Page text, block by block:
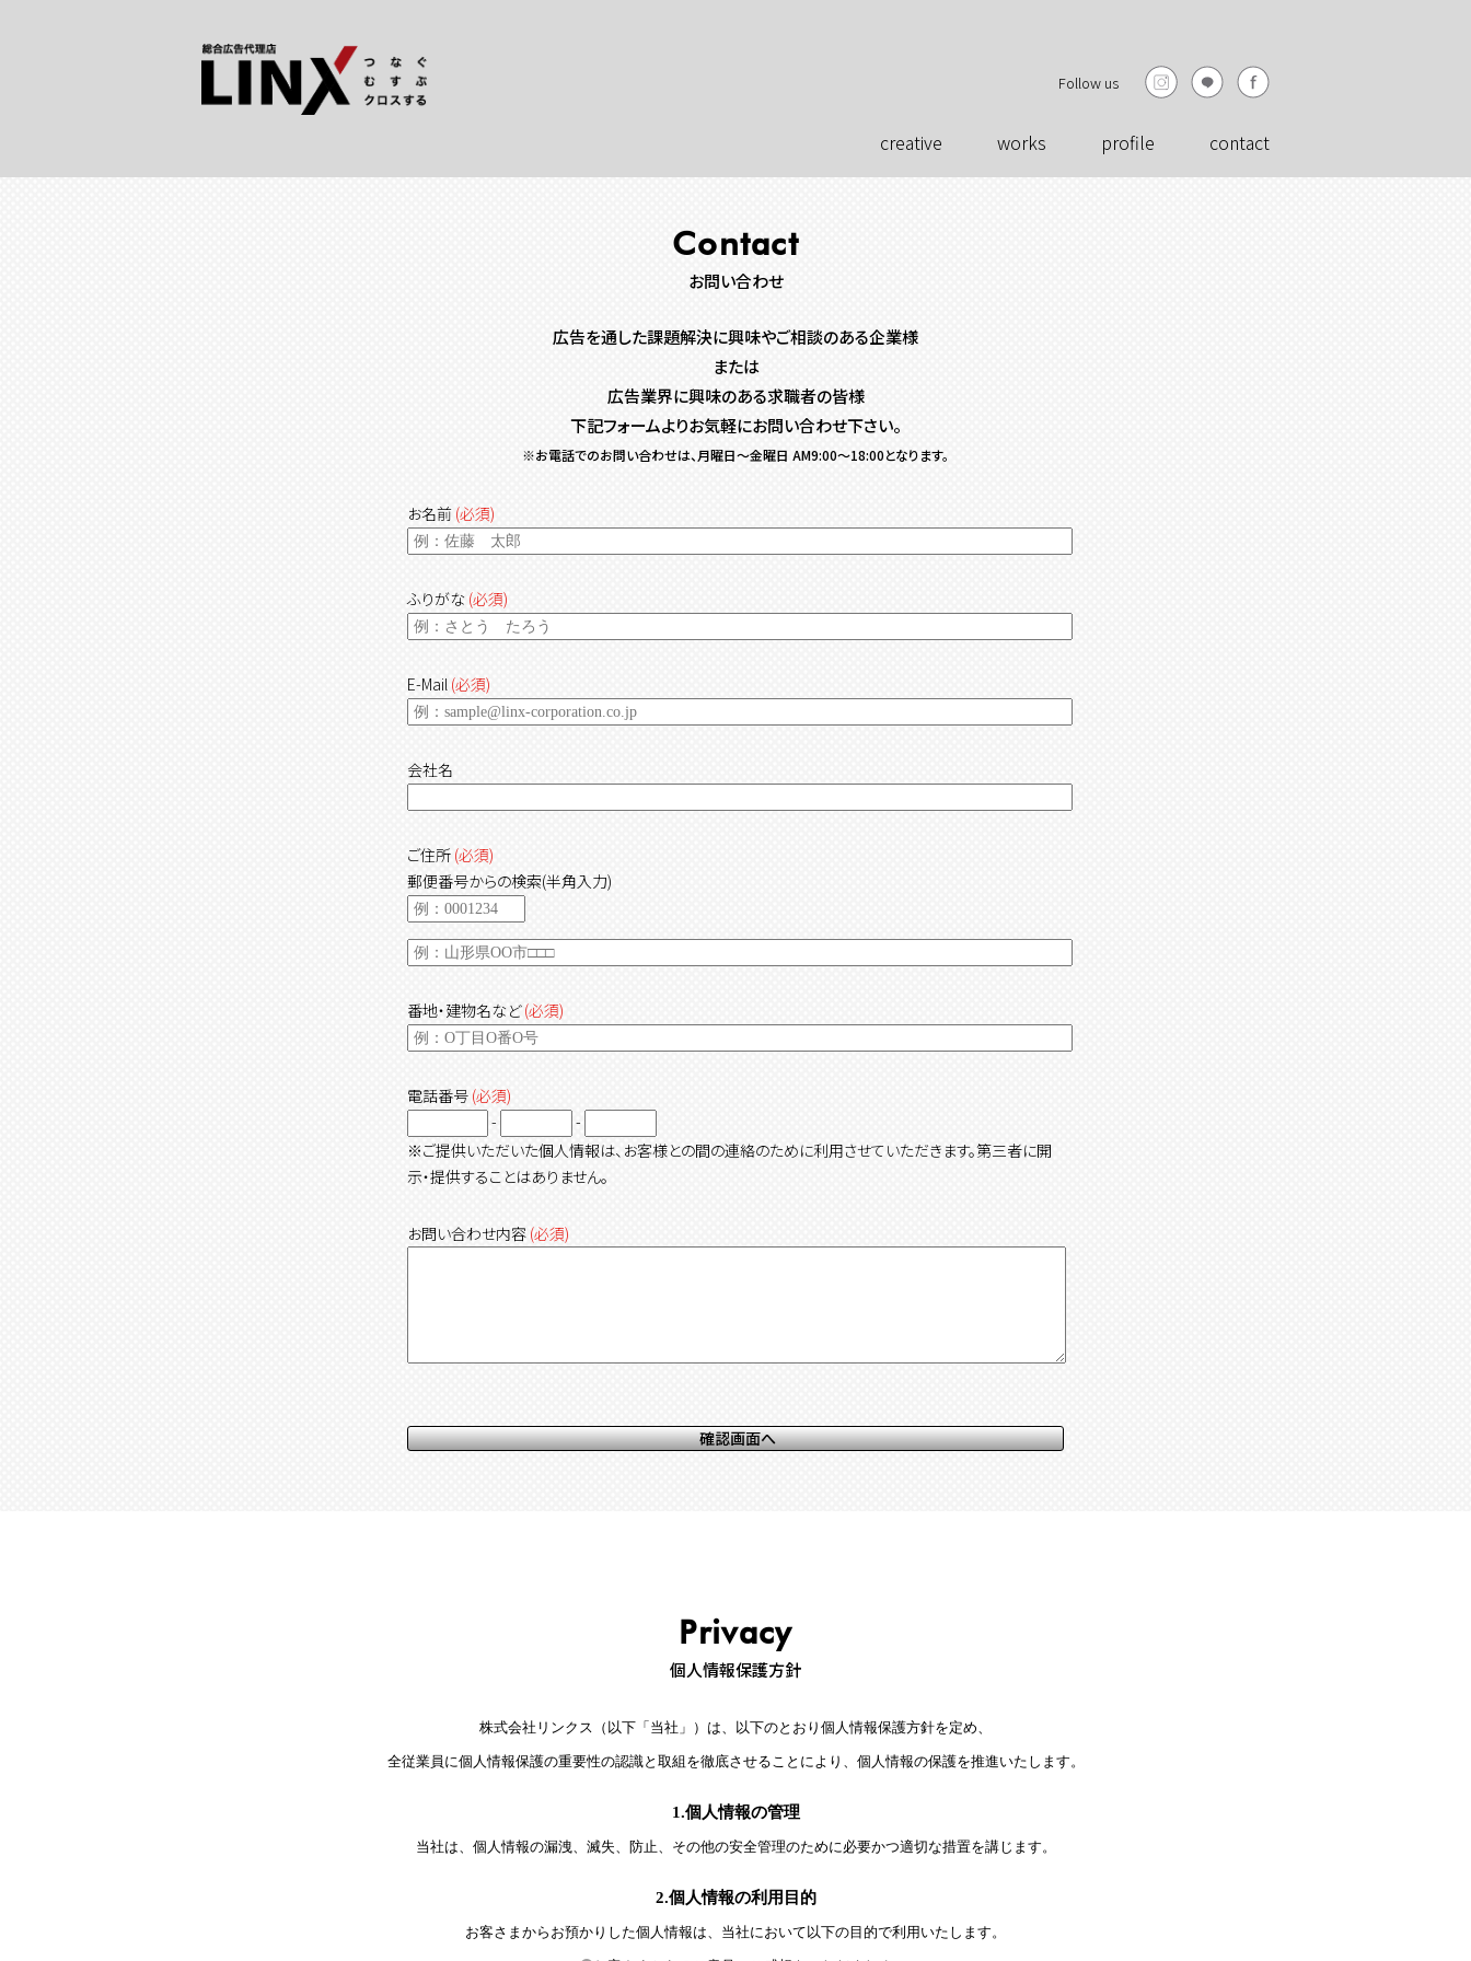
Follow us
creative works profile contact
Contact
お問い合わせ
広告を通した課題解決に興味やご相談のある企業様
または
広告業界に興味のある求職者の皆様
下記フォームよりお気軽にお問い合わせ下さい。
※お電話でのお問い合わせは、月曜日〜金曜日 AM9:00〜18:00となります。
お名前 (必須)
ふりがな (必須)
E-Mail (必須)
会社名
ご住所 (必須)
郵便番号からの検索(半角入力)
番地・建物名など(必須)
電話番号 (必須)
-
-
※ご提供いただいた個人情報は、お客様との間の連絡のために利用させていただきます。第三者に開
示・提供することはありません。
お問い合わせ内容 (必須)
Privacy
個人情報保護方針
株式会社リンクス（以下「当社」）は、以下のとおり個人情報保護方針を定め、
全従業員に個人情報保護の重要性の認識と取組を徹底させることにより、個人情報の保護を推進いたします。
1.個人情報の管理
当社は、個人情報の漏洩、滅失、防止、その他の安全管理のために必要かつ適切な措置を講じます。
2.個人情報の利用目的
お客さまからお預かりした個人情報は、当社において以下の目的で利用いたします。